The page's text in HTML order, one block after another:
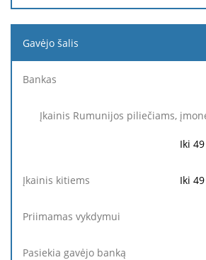
Iki
Iki